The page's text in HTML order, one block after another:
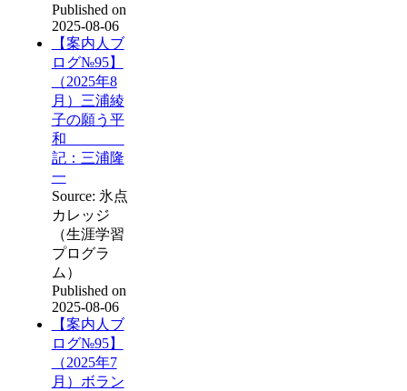
Published on
2025-08-06
【案内人ブ
ログ№95】
（2025年8
月）三浦綾
子の願う平
和
記：三浦隆
一
Source: 氷点
カレッジ
（生涯学習
プログラ
ム）
Published on
2025-08-06
【案内人ブ
ログ№95】
（2025年7
月）ボラン